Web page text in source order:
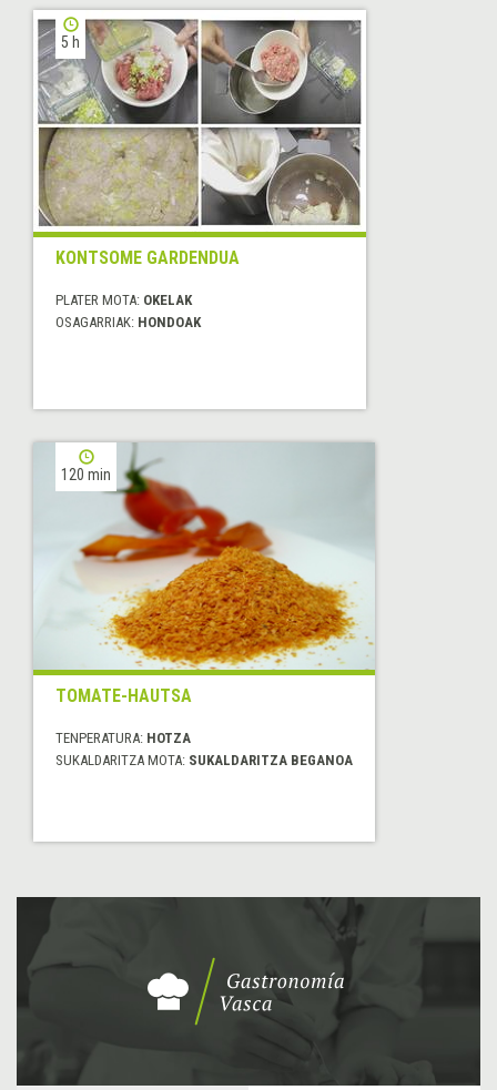
5 h
KONTSOME GARDENDUA
PLATER MOTA: OKELAK
OSAGARRIAK: HONDOAK
120 min
TOMATE-HAUTSA
TENPERATURA: HOTZA
SUKALDARITZA MOTA: SUKALDARITZA BEGANOA